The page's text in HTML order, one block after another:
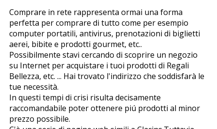
Comprare in rete rappresenta ormai una forma
perfetta per comprare di tutto come per esempio
computer portatili, antivirus, prenotazioni di biglietti
aerei, bibite e prodotti gourmet, etc..
Possibilmente stavi cercando di scoprire un negozio
su Internet per acquistare i tuoi prodotti di Regali
Bellezza, etc. ... Hai trovato l'indirizzo che soddisfarà le
tue necessità.
In questi tempi di crisi risulta decisamente
raccomandabile poter ottenere piú prodotti al minor
prezzo possibile.